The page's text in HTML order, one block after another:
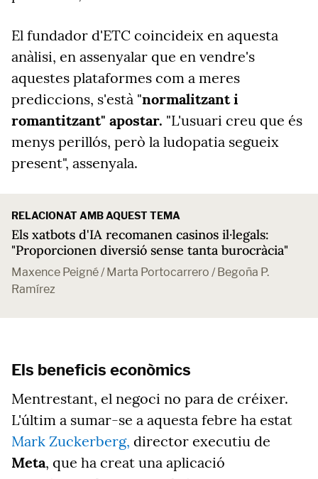
El fundador d'ETC coincideix en aquesta
anàlisi, en assenyalar que en vendre's
aquestes plataformes com a meres
prediccions, s'està "normalitzant i
romantitzant" apostar. "L'usuari creu que és
menys perillós, però la ludopatia segueix
present", assenyala.
RELACIONAT AMB AQUEST TEMA
Els xatbots d'IA recomanen casinos il·legals:
"Proporcionen diversió sense tanta burocràcia"
Maxence Peigné / Marta Portocarrero / Begoña P.
Ramírez
Els beneficis econòmics
Mentrestant, el negoci no para de créixer.
L'últim a sumar-se a aquesta febre ha estat
Mark Zuckerberg, director executiu de
Meta, que ha creat una aplicació